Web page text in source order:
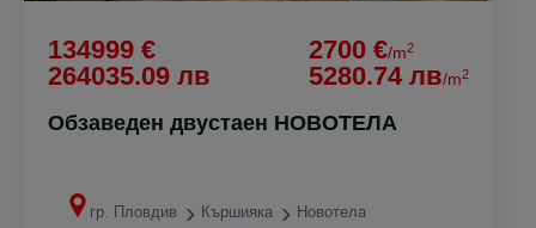
134999 €
264035.09 лв
2700 €/m2
5280.74 лв/m2
Обзаведен двустаен НОВОТЕЛА
гр. Пловдив Кършияка Новотела